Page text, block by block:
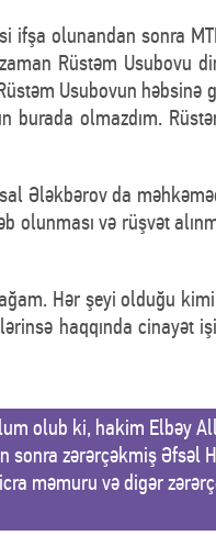
ifşa olunandan sonra
Rüstəm Usubovu
Usubovun
burada olmazdım.
Ələkbərov da
olunması və rüşvət
Hər şeyi olduğu
haqqında cinayət
olub ki, hakim Elbəy
sonra zərərçəkmiş Əfsəl
məmuru və digər